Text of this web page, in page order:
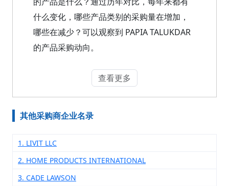
什么变化，哪些产品类别的采购量在增加，
哪些在减少？可以观察到 PAPIA TALUKDAR
的产品采购动向。
查看更多
其他采购商企业名录
1. LIVIT LLC
2. HOME PRODUCTS INTERNATIONAL
3. CADE LAWSON